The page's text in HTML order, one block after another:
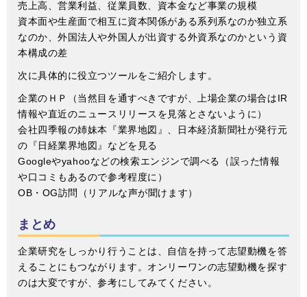
売上高、営業利益、従業員数、資本金など事業の規模
資本面や生産面で相互に資本関係がある系列系なのか独立系
なのか、外国法人や外国人が出資する外資系なのかという資
本構成の差
次に具体的に役立つツールをご紹介します。
企業のＨＰ（当然目を通すべきですが、上場企業の場合はIR
情報や直近のニュースリリースを見落とさないように）
会社四季報の姉妹本『業界地図』、日本経済新聞社が発行元
の『日経業界地図』などを見る
Googleやyahooなどの検索エンジンで調べる（誤った情報
や口コミもあるので参考程度に）
OB・OG訪問（リアルな声が聞けます）
まとめ
企業研究をしっかり行うことは、自信を持って志望動機を答
えることにもつながります。オンリーワンの志望動機を探す
のは大変ですが、参考にしてみてください。